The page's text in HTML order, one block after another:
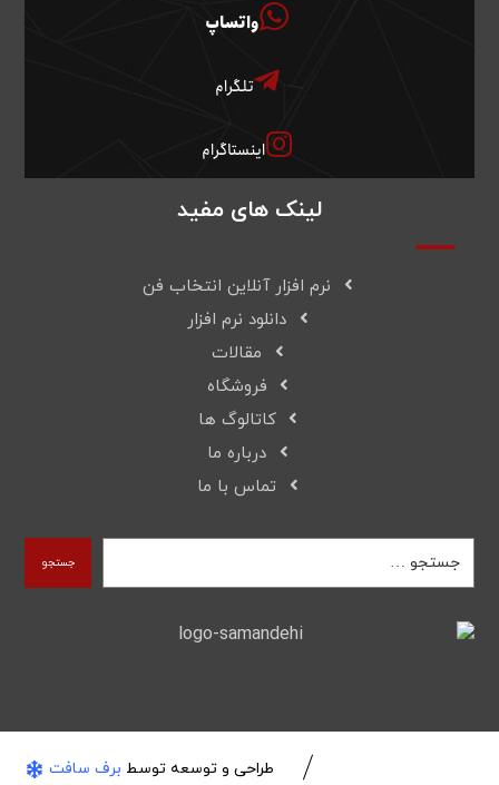
واتساپ
تلگرام
اینستاگرام
لینک های مفید
نرم افزار آنلاین انتخاب فن
دانلود نرم افزار
مقالات
فروشگاه
کاتالوگ ها
درباره ما
تماس با ما
جستجو
طراحی و توسعه توسط برف سافت